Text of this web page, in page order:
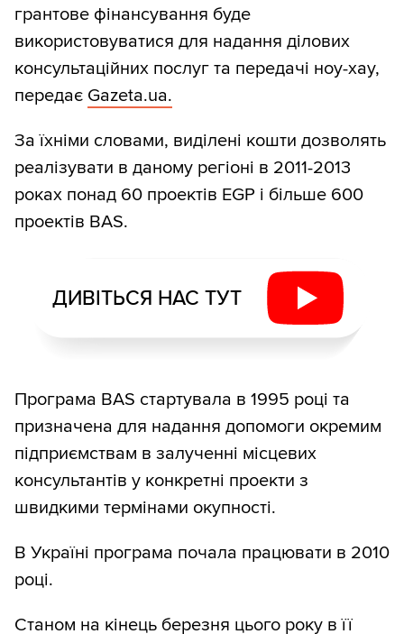
грантове фінансування буде
використовуватися для надання ділових
консультаційних послуг та передачі ноу-хау,
передає Gazeta.ua.
За їхніми словами, виділені кошти дозволять
реалізувати в даному регіоні в 2011-2013
роках понад 60 проектів EGP і більше 600
проектів BAS.
ДИВІТЬСЯ НАС ТУТ
Програма BAS стартувала в 1995 році та
призначена для надання допомоги окремим
підприємствам в залученні місцевих
консультантів у конкретні проекти з
швидкими термінами окупності.
В Україні програма почала працювати в 2010
році.
Станом на кінець березня цього року в її